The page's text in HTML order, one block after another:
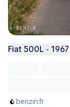
Fiat 500L - 1967
benzin.fr